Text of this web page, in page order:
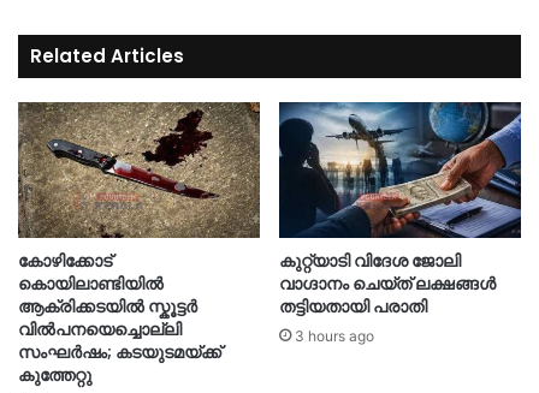
Related Articles
കോഴിക്കോട്
കൊയിലാണ്ടിയിൽ
ആക്രിക്കടയിൽ സ്കൂട്ടർ
വിൽപനയെച്ചൊല്ലി
സംഘർഷം; കടയുടമയ്ക്ക്
കുത്തേറ്റു
കുറ്റ്യാടി വിദേശ ജോലി
വാഗ്ദാനം ചെയ്ത് ലക്ഷങ്ങൾ
തട്ടിയതായി പരാതി
3 hours ago